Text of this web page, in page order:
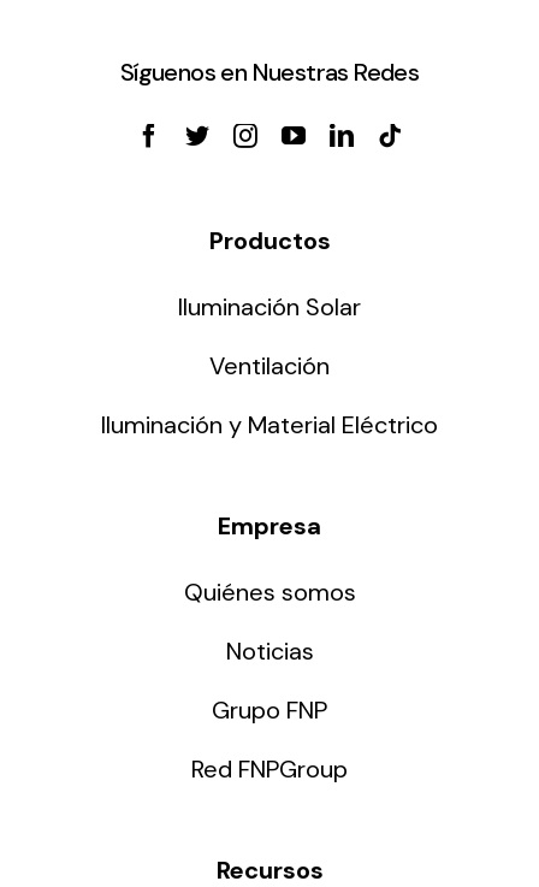
Síguenos en Nuestras Redes
Productos
Iluminación Solar
Ventilación
Iluminación y Material Eléctrico
Empresa
Quiénes somos
Noticias
Grupo FNP
Red FNPGroup
Recursos